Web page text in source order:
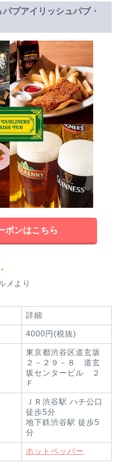
ブアイリッシュパブ・
ポンはこちら
・
メより
詳細
4000円(税抜)
東京都渋谷区道玄坂
２－２９－８ 道玄
坂センタービル ２
Ｆ
ＪＲ渋谷駅 ハチ公口
徒歩5分
地下鉄渋谷駅 徒歩5
分
ホットペッパー